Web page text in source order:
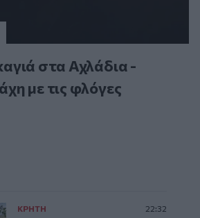
στα Αχλάδια -
με τις φλόγες
ΚΡΗΤΗ 22:32